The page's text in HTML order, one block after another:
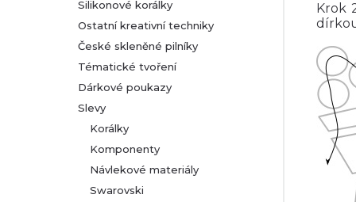
Silikonové korálky
Ostatní kreativní techniky
České skleněné pilníky
Tématické tvoření
Dárkové poukazy
Slevy
Korálky
Komponenty
Návlekové materiály
Swarovski
Krok